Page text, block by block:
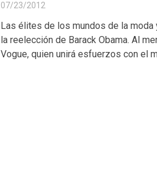
07/23/2012
Las élites de los mundos de la
la reelección de Barack Obama. Al
Vogue, quien unirá esfuerzos con el